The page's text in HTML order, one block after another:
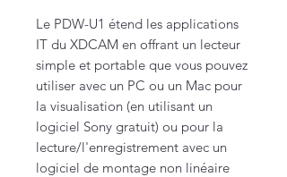
Le PDW-U1 étend les applications
IT du XDCAM en offrant un lecteur
simple et portable que vous pouvez
utiliser avec un PC ou un Mac pour
la visualisation (en utilisant un
logiciel Sony gratuit) ou pour la
lecture/l'enregistrement avec un
logiciel de montage non linéaire